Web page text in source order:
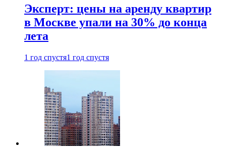
Эксперт: цены на аренду квартир
в Москве упали на 30% до конца
лета
1 год спустя1 год спустя